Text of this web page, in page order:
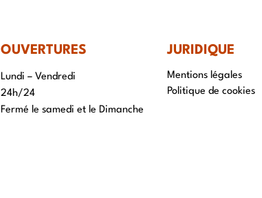
OUVERTURES
Lundi – Vendredi
24h/24
Fermé le samedi et le Dimanche
JURIDIQUE
Mentions légales
Politique de cookies